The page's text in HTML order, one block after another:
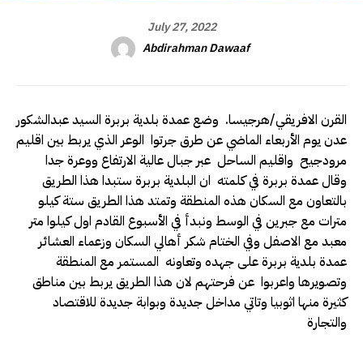
July 27, 2022
Abdirahman Dawaaf
القرن الافريقي/هرجيسا. وضع عمدة بلدية بربرة السيد عبدالشكور
عدن يوم الأربعاء الماضي عن طرق جرتوا الوعر الذي يربط بين اقليم
مرودجيح واقليم الساحل عبر جبال عالية الارتفاع ووعرة جدا
وقال عمدة بربرة في كلمته ان البلدية بربرة ستبدا هذا الطريق
بالتعاون مع السكان هذه المنطقة وتمتد هذا الطريق ستة كيلو
مترات مع جبرين في الوسط ونبدأ في الأسبوع القادم اول كيلوا متر
معبد مع الاصفل وفي الختام شكر أهالي السكان وزعماء العشائر
عمدة بلدية بربرة على جهده وتعاونه المستمر مع المنطقة
وتصويرها واعربوا عن فرحتهم لان هذا الطريق يربط بين مناطق
كثيرة منها اثوبيا وتاتي مداخل جديدة وبوابة جديدة للاقتصاد
والتجارة